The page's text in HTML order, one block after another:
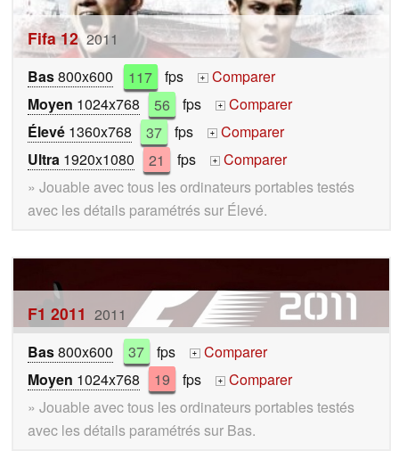
Fifa 12 2011
Bas800x600 117 fps + Comparer
Moyen 1024x768 56 fps +
Comparer
Élevé 1360x768 37 fps +
Comparer
Ultra 1920x1080 21 fps +
Comparer
» Jouable avec tous les ordinateurs portables testés
avec les détails paramétrés sur Élevé.
F1 2011 2011
Bas800x600 37 fps + Comparer
Moyen 1024x768 19 fps +
Comparer
» Jouable avec tous les ordinateurs portables testés
avec les détails paramétrés sur Bas.